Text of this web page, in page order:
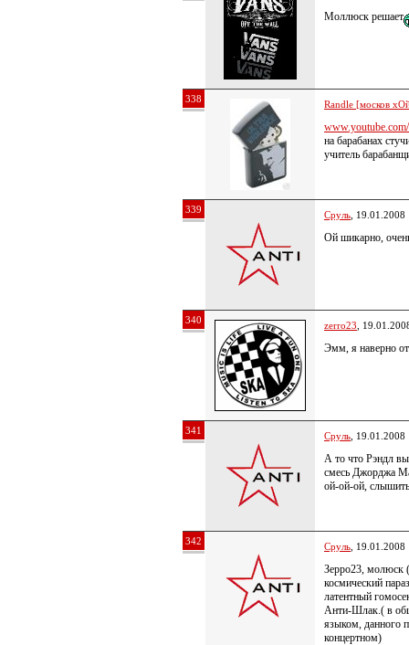
Моллюск решает
338 Randle [москов
на барабанах
учитель
339 Сруль ,
Ой шикарно,
340 zerro23 ,
Эмм, я наверно
341 Сруль ,
А то что Рэндл
смесь Джорджа
ой-ой-ой,
342 Сруль ,
Зерро23, молюск
космический
латентный
Анти-Шлак.( в
языком, данного
концертном)